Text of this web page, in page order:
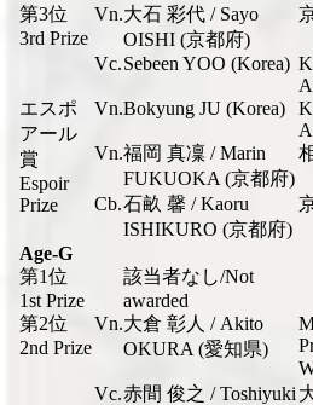
第3位
3rd Prize
Vn.大石 彩代 / Sayo
OISHI (京都府)
Vc.Sebeen YOO (Korea)
エスポ
アール
賞
Espoir
Prize
Vn.Bokyung JU (Korea)
Vn.福岡 真凜 / Marin
FUKUOKA (京都府)
Cb.石畝 馨 / Kaoru
ISHIKURO (京都府)
Age-G
第1位
1st Prize
該当者なし/Not
awarded
第2位
2nd Prize
Vn.大倉 彰人 / Akito
OKURA (愛知県)
Vc.赤間 俊之 / Toshiyuki